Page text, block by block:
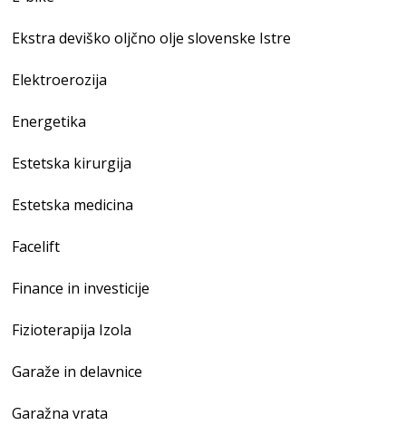
Ekstra deviško oljčno olje slovenske Istre
Elektroerozija
Energetika
Estetska kirurgija
Estetska medicina
Facelift
Finance in investicije
Fizioterapija Izola
Garaže in delavnice
Garažna vrata